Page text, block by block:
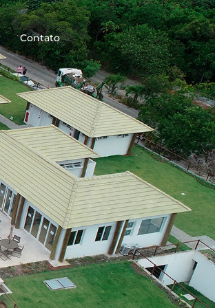
Contato